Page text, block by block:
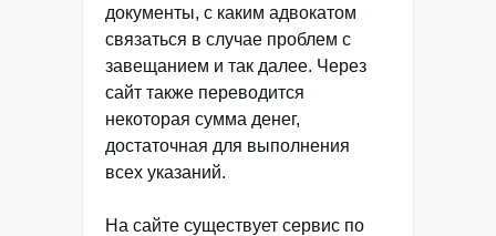
документы, с каким адвокатом
связаться в случае проблем с
завещанием и так далее. Через
сайт также переводится
некоторая сумма денег,
достаточная для выполнения
всех указаний.
На сайте существует сервис по